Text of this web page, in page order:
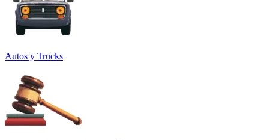
Autos y Trucks